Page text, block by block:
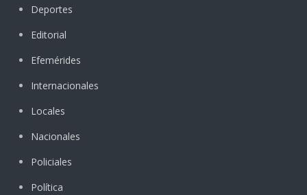
Deportes
Editorial
Efemérides
Internacionales
Locales
Nacionales
Policiales
Política